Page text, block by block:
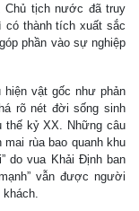
Chủ tịch nước đã truy
có thành tích xuất sắc
phần vào sự nghiệp
vật gốc như phản
rõ nét đời sống sinh
thế kỷ XX. Những câu
rùa bao quanh khu
do vua Khải Định ban
vẫn được người